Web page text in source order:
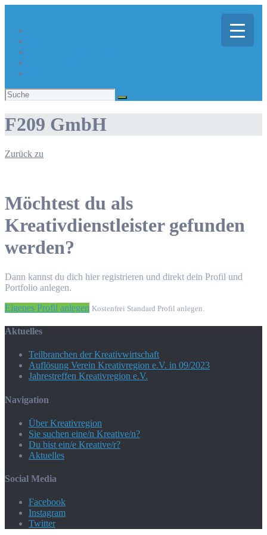
Suchen
nach:
F209 GmbH
Zurück zu
Möchtest du als
Kreativdienstleister gefunden
werden?
Dann kannst du dich hier registrieren und direkt dein Profil und
Portfolio anlegen.
Eigenes Profil anlegen Kostenfrei Standard Profil anlegen.
Aktuelles
Teilbranchen der Kreativwirtschaft
Auflösung Verein Kreativregion e.V. in 09/2023
Jahrestreffen Kreativregion e.V.
Navigation
Über Kreativregion
Sie suchen eine/n Kreative/n?
Du bist ein/e Kreative/r?
Aktuelles
Social Media
Facebook
Instagram
Twitter